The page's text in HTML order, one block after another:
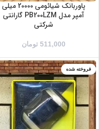
پاوربانک شیائومی 20000 میلی
آمپر مدل PB200LZM گارانتی
شرکتی
511,000 تومان
فروخته شده